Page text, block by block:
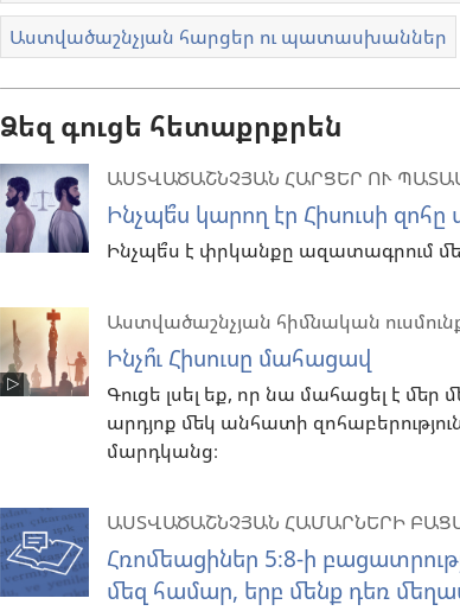
Աստվածաշնչյան հարցեր ու պատասխաններ
Ձեզ գուցե հետաքրքրեն
ԱՍՏՎԱԾԱՇՆՉՅԱՆ ՀԱՐՑԵՐ ՈՒ
Ինչպե՞ս կարող էր Հիսուսի
Ինչպե՞ս է փրկանքը ազատագրում
Աստվածաշնչյան հիմնական
Ինչո՞ւ Հիսուսը մահացավ
Գուցե լսել եք, որ նա մահացել է մեր
արդյոք մեկ անհատի
մարդկանց։
ԱՍՏՎԱԾԱՇՆՉՅԱՆ ՀԱՄԱՐՆԵՐԻ
Հռոմեացիներ 5։8-ի
մեզ համար, երբ մենք դեռ